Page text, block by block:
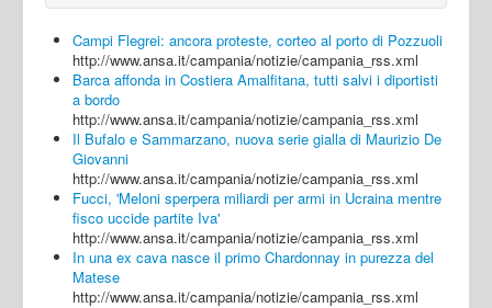
Campi Flegrei: ancora proteste, corteo al porto di Pozzuoli
http://www.ansa.it/campania/notizie/campania_rss.xml
Barca affonda in Costiera Amalfitana, tutti salvi i diportisti
a bordo
http://www.ansa.it/campania/notizie/campania_rss.xml
Il Bufalo e Sammarzano, nuova serie gialla di Maurizio De
Giovanni
http://www.ansa.it/campania/notizie/campania_rss.xml
Fucci, 'Meloni sperpera miliardi per armi in Ucraina mentre
fisco uccide partite Iva'
http://www.ansa.it/campania/notizie/campania_rss.xml
In una ex cava nasce il primo Chardonnay in purezza del
Matese
http://www.ansa.it/campania/notizie/campania_rss.xml